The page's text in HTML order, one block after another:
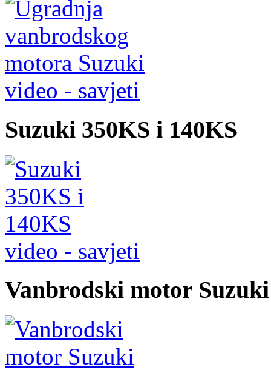
video - savjeti
Suzuki 350KS i 140KS
video - savjeti
Vanbrodski motor